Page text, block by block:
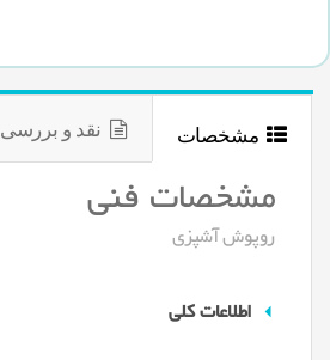
مشخصات نقد و بررسی
مشخصات فنی
روپوش آشپزی
اطلاعات کلی